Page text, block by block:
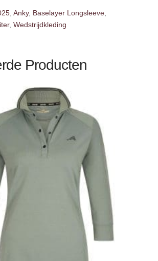
, Anky, Baselayer Longsleeve,
, Wedstrijdkleding
Producten